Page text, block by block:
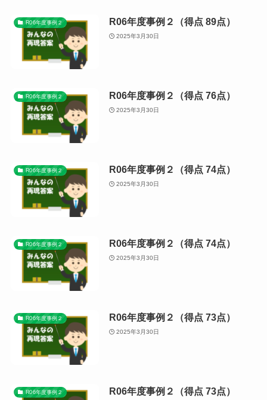
R06年度事例２ R06年度事例２（得点 89点）
2025年3月30日
R06年度事例２ R06年度事例２（得点 76点）
2025年3月30日
R06年度事例２ R06年度事例２（得点 74点）
2025年3月30日
R06年度事例２ R06年度事例２（得点 74点）
2025年3月30日
R06年度事例２ R06年度事例２（得点 73点）
2025年3月30日
R06年度事例２ R06年度事例２（得点 73点）